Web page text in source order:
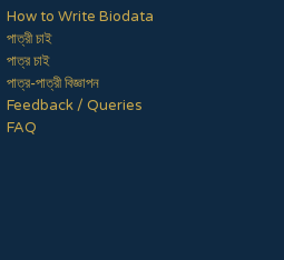
How to Write Biodata
পাত্রী চাই
পাত্র চাই
পাত্র-পাত্রী বিজ্ঞাপন
Feedback / Queries
FAQ